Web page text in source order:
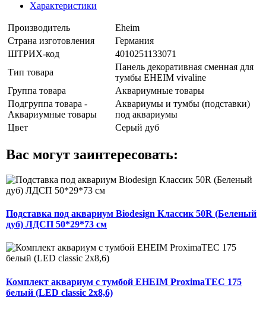
Характеристики
Производитель
Eheim
Страна изготовления
Германия
ШТРИХ-код
4010251133071
Тип товара
Панель декоративная сменная для
тумбы EHEIM vivaline
Группа товара
Аквариумные товары
Подгруппа товара -
Аквариумные товары
Аквариумы и тумбы (подставки)
под аквариумы
Цвет
Серый дуб
Вас могут заинтересовать:
Подставка под аквариум Biodesign Классик 50R (Беленый
дуб) ЛДСП 50*29*73 см
Комплект аквариум с тумбой EHEIM ProximaTEC 175
белый (LED classic 2x8,6)